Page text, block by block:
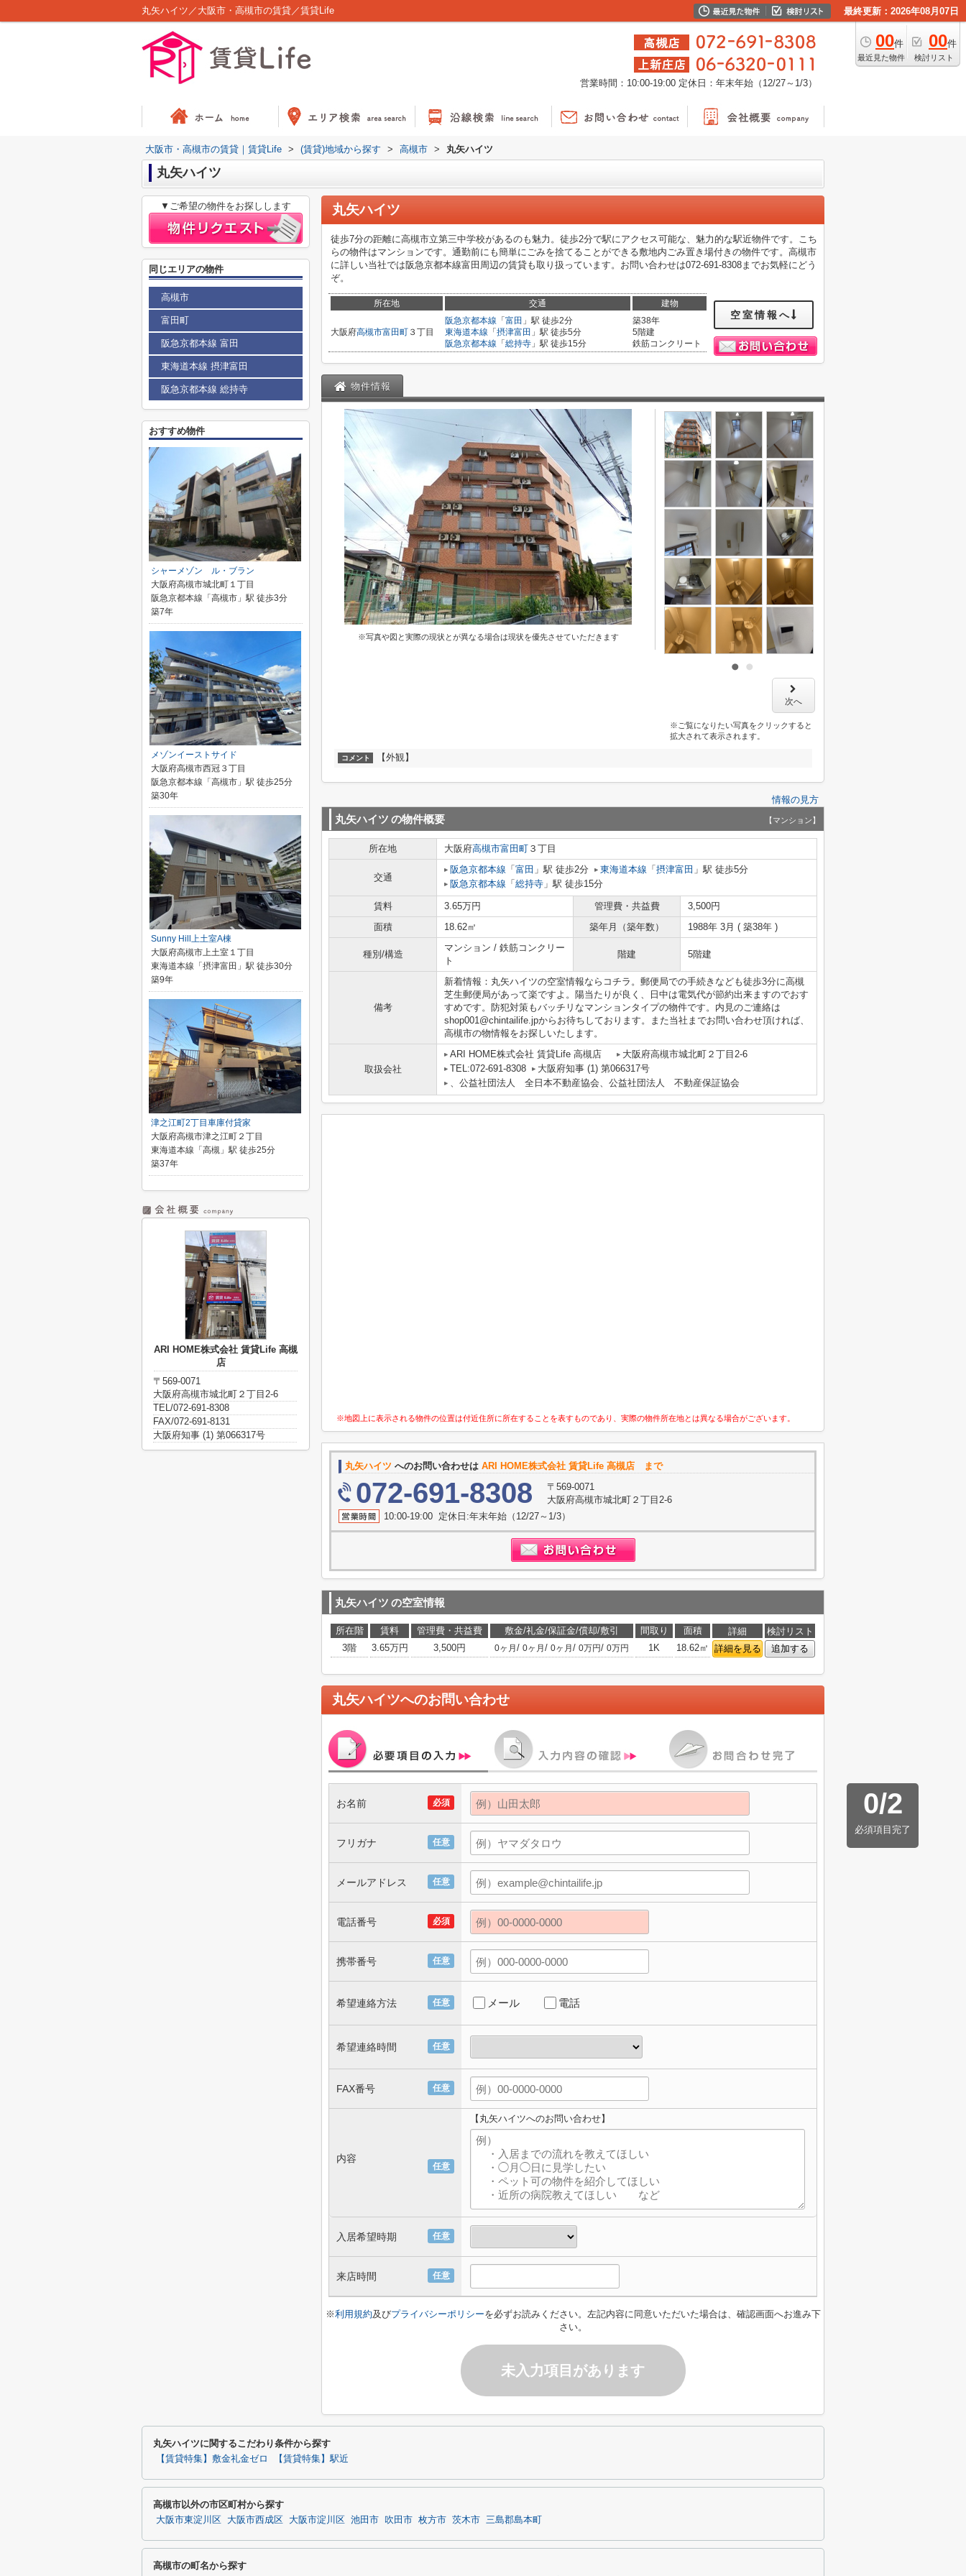
丸矢ハイツ／大阪市・高槻市の賃貸／賃貸Life 最終更新：2026年08月07日
00件
最近見た物件
00件
検討リスト
営業時間：10:00-19:00 定休日：年末年始（12/27～1/3）
大阪市・高槻市の賃貸｜賃貸Life > (賃貸)地域から探す > 高槻市 > 丸矢ハイツ
丸矢ハイツ
丸矢ハイツ
徒歩7分の距離に高槻市立第三中学校があるのも魅力。徒歩2分で駅にアクセス可能な、魅力的な駅近物件です。こち
らの物件はマンションです。通勤前にも簡単にごみを捨てることができる敷地内ごみ置き場付きの物件です。高槻市
に詳しい当社では阪急京都本線富田周辺の賃貸も取り扱っています。お問い合わせは072-691-8308までお気軽にどう
ぞ。
所在地 交通 建物
大阪府高槻市富田町 ３丁目
阪急京都本線 「 富田 」駅 徒歩2分
東海道本線 「 摂津富田 」駅 徒歩5分
阪急京都本線 「 総持寺 」駅 徒歩15分
築38年
5階建
鉄筋コンクリート
空室情報へ
物件情報
※写真や図と実際の現状とが異なる場合は現状を優先させていただきます
次へ
※ご覧になりたい写真をクリックすると
拡大されて表示されます。
コメント 【外観】
情報の見方
丸矢ハイツ の物件概要 【マンション】
所在地 大阪府高槻市富田町 ３丁目
交通
阪急京都本線 「 富田 」駅 徒歩2分 東海道本線 「 摂津富田 」駅 徒歩5分
阪急京都本線 「 総持寺 」駅 徒歩15分
賃料 3.65万円 管理費・共益費
3,500円
面積
18.62㎡ 築年月（築年数） 1988年 3月 ( 築38年 )
種別/構造
マンション / 鉄筋コンクリー
ト
階建 5階建
備考
新着情報：丸矢ハイツの空室情報ならコチラ。郵便局での手続きなども徒歩3分に高槻
芝生郵便局があって楽ですよ。陽当たりが良く、日中は電気代が節約出来ますのでおす
すめです。防犯対策もバッチリなマンションタイプの物件です。内見のご連絡は
shop001@chintailife.jpからお待ちしております。また当社までお問い合わせ頂ければ、
高槻市の物情報をお探しいたします。
取扱会社
ARI HOME株式会社 賃貸Life 高槻店
大阪府高槻市城北町２丁目2-6
TEL:072-691-8308
大阪府知事 (1) 第066317号
、公益社団法人 全日本不動産協会、公益社団法人 不動産保証協会
※地図上に表示される物件の位置は付近住所に所在することを表すものであり、実際の物件所在地とは異なる場合がございます。
丸矢ハイツ へのお問い合わせは ARI HOME株式会社 賃貸Life 高槻店 まで
072-691-8308
〒569-0071
大阪府高槻市城北町２丁目2-6
10:00-19:00 定休日:年末年始（12/27～1/3）
丸矢ハイツ の空室情報
所在階 賃料 管理費・共益費 敷金/礼金/保証金/償却/敷引 間取り 面積 詳細
検討リスト
3階
3.65万円 3,500円 0ヶ月 / 0ヶ月 / 0ヶ月 / 0万円/ 0万円 1K 18.62㎡ 詳細を見る 追加する
丸矢ハイツへのお問い合わせ
0/2
必須項目完了
必須
お名前
任意
フリガナ
任意
メールアドレス
必須
電話番号
任意
携帯番号
任意
希望連絡方法 メール 電話
任意
希望連絡時間
任意
FAX番号
任意
内容
【丸矢ハイツへのお問い合わせ】
任意
入居希望時期
任意
来店時間
※利用規約及びプライバシーポリシーを必ずお読みください。左記内容に同意いただいた場合は、確認画面へお進み下
さい。
未入力項目があります
▼ご希望の物件をお探しします
同じエリアの物件
高槻市
富田町
阪急京都本線 富田
東海道本線 摂津富田
阪急京都本線 総持寺
おすすめ物件
シャーメゾン ル・ブラン
大阪府高槻市城北町１丁目
阪急京都本線「高槻市」駅 徒歩3分
築7年
メゾンイーストサイド
大阪府高槻市西冠３丁目
阪急京都本線「高槻市」駅 徒歩25分
築30年
Sunny Hill上土室A棟
大阪府高槻市上土室１丁目
東海道本線「摂津富田」駅 徒歩30分
築9年
津之江町2丁目車庫付貸家
大阪府高槻市津之江町２丁目
東海道本線「高槻」駅 徒歩25分
築37年
ARI HOME株式会社 賃貸Life 高槻
店
〒569-0071
大阪府高槻市城北町２丁目2-6
TEL/072-691-8308
FAX/072-691-8131
大阪府知事 (1) 第066317号
丸矢ハイツに関するこだわり条件から探す
【賃貸特集】敷金礼金ゼロ 【賃貸特集】駅近
高槻市以外の市区町村から探す
大阪市東淀川区 大阪市西成区 大阪市淀川区 池田市 吹田市 枚方市 茨木市 三島郡島本町
高槻市の町名から探す